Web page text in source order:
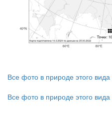
Все фото в природе этого вида
Все фото в природе этого вида